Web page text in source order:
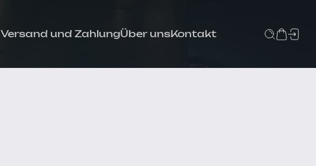
Versand und ZahlungÜber unsKontakt